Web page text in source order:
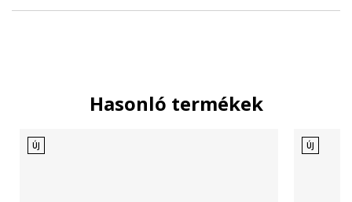
Hasonló termékek
ÚJ ÚJ